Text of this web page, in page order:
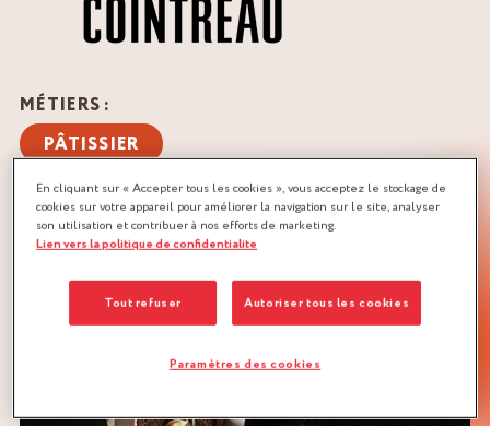
MÉTIERS :
PÂTISSIER
QUANTITÉ :
Recette pour 3 cakes de 500 g
TÉLÉCHARGER LA RECETTE
AGRUMES
PÂTE À CAKE
PÂTE DE FRUIT
En cliquant sur « Accepter tous les cookies », vous acceptez le stockage de
cookies sur votre appareil pour améliorer la navigation sur le site, analyser
son utilisation et contribuer à nos efforts de marketing.
Lien vers la politique de confidentialite
Tout refuser Autoriser tous les cookies
Paramètres des cookies